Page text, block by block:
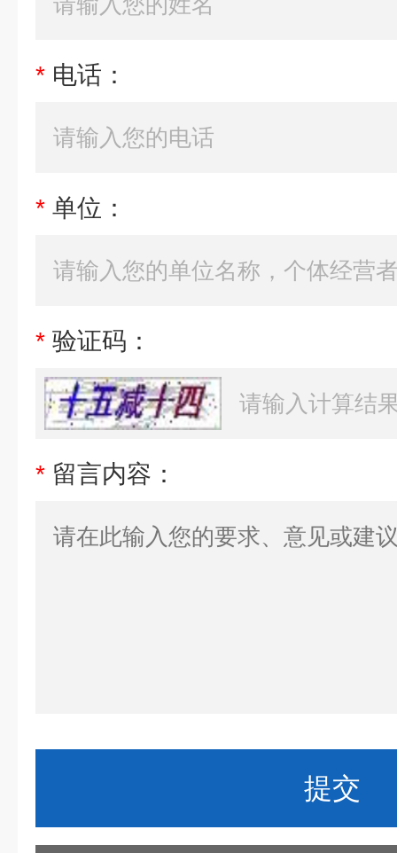
* 电话：
* 单位：
* 验证码：
* 留言内容：